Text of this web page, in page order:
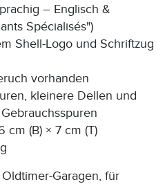
– Englisch &
Spécialisés")
Shell-Logo und Schriftzug
vorhanden
kleinere Dellen und
cm (B) × 7 cm (T)
Garagen, für